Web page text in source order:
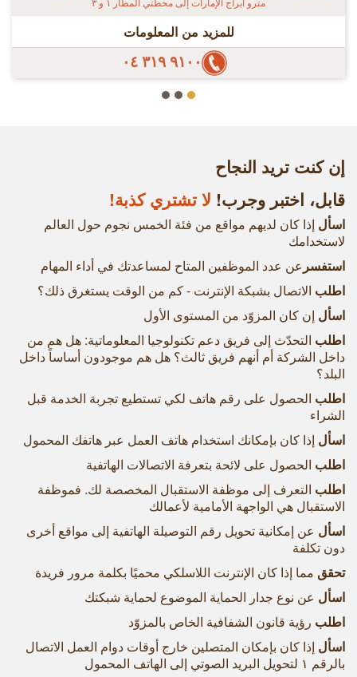
للمزيد من المعلومات
٩١٠٠ ٣١٩ ٠٤
إن كنت تريد النجاح
قابل، اختبر وجرب! لا تشتري كذبة!
اسأل إذا كان لديهم مواقع من فئة الخمس نجوم حول العالم
لاستخدامك
استفسر عن عدد الموظفين المتاح لمساعدتك في أداء المهام
اطلب الاتصال بشبكة الإنترنت - كم من الوقت يستغرق ذلك؟
اسأل إن كان المزوّد من المستوى الأول
اطلب التحدّث إلى فريق دعم تكنولوجيا المعلوماتية: هل هم من
داخل الشركة أم أنهم فريق ثالث؟ هل هم موجودون أساساً داخل
البلد؟
اطلب الحصول على رقم هاتف لكي تستطيع تجربة الخدمة قبل
الشراء
اسأل إذا كان بإمكانك استخدام هاتف العمل عبر هاتفك المحمول
اطلب الحصول على لائحة بتعرفة الاتصالات الهاتفية
اطلب التعرف إلى موظفة الاستقبال المخصصة لك. فموظفة
الاستقبال هي الواجهة الأمامية لأعمالك
اسأل عن إمكانية تحويل رقم التوصيلة الهاتفية إلى مواقع أخرى
دون تكلفة
تحقق مما إذا كان الإنترنت اللاسلكي محميًا بكلمة مرور فريدة
اسأل عن نوع جدار الحماية الموضوع لحماية شبكتك
اطلب رؤية قانون الشفافية الخاص بالمزوّد
اسأل إذا كان بإمكان المتصلين خارج أوقات دوام العمل الاتصال
بالرقم ١ لتحويل البريد الصوتي إلى الهاتف المحمول